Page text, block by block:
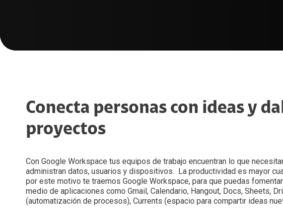
Conecta personas con ideas y
proyectos
Con Google Workspace tus equipos de trabajo encuentran lo que
administran datos, usuarios y dispositivos. La productividad es mayor
por este motivo te traemos Google Workspace, para que puedas
medio de aplicaciones como Gmail, Calendario, Hangout, Docs, Sheets,
(automatización de procesos), Currents (espacio para compartir ideas